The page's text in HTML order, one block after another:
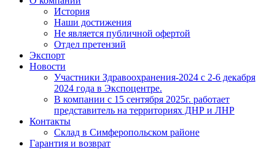
История
Наши достижения
Не является публичной офертой
Отдел претензий
Экспорт
Новости
Участники Здравоохранения-2024 с 2-6 декабря
2024 года в Экспоцентре.
В компании с 15 сентября 2025г. работает
представитель на территориях ДНР и ЛНР
Контакты
Склад в Симферопольском районе
Гарантия и возврат